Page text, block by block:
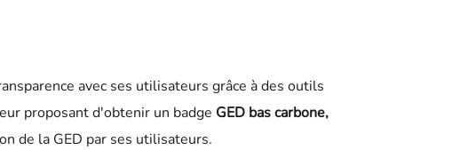
avec ses utilisateurs grâce à des outils
proposant d'obtenir un badge GED bas carbone,
de la GED par ses utilisateurs.